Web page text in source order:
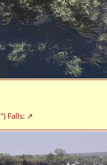
Falls: